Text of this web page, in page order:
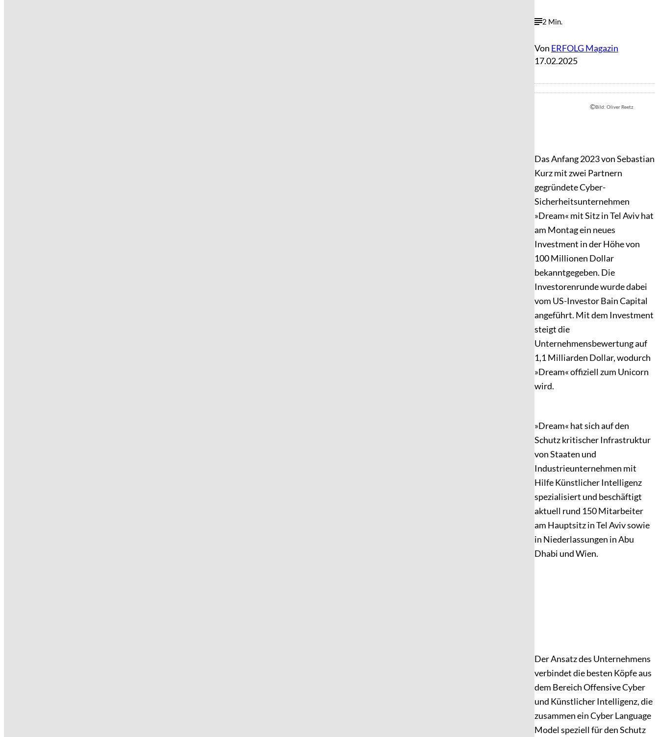
2 Min.
Von ERFOLG Magazin
17.02.2025
©Bild: Oliver Reetz
Das Anfang 2023 von Sebastian
Kurz mit zwei Partnern
gegründete Cyber-
Sicherheitsunternehmen
»Dream« mit Sitz in Tel Aviv hat
am Montag ein neues
Investment in der Höhe von
100 Millionen Dollar
bekanntgegeben. Die
Investorenrunde wurde dabei
vom US-Investor Bain Capital
angeführt. Mit dem Investment
steigt die
Unternehmensbewertung auf
1,1 Milliarden Dollar, wodurch
»Dream« offiziell zum Unicorn
wird.
»Dream« hat sich auf den
Schutz kritischer Infrastruktur
von Staaten und
Industrieunternehmen mit
Hilfe Künstlicher Intelligenz
spezialisiert und beschäftigt
aktuell rund 150 Mitarbeiter
am Hauptsitz in Tel Aviv sowie
in Niederlassungen in Abu
Dhabi und Wien.
Der Ansatz des Unternehmens
verbindet die besten Köpfe aus
dem Bereich Offensive Cyber
und Künstlicher Intelligenz, die
zusammen ein Cyber Language
Model speziell für den Schutz